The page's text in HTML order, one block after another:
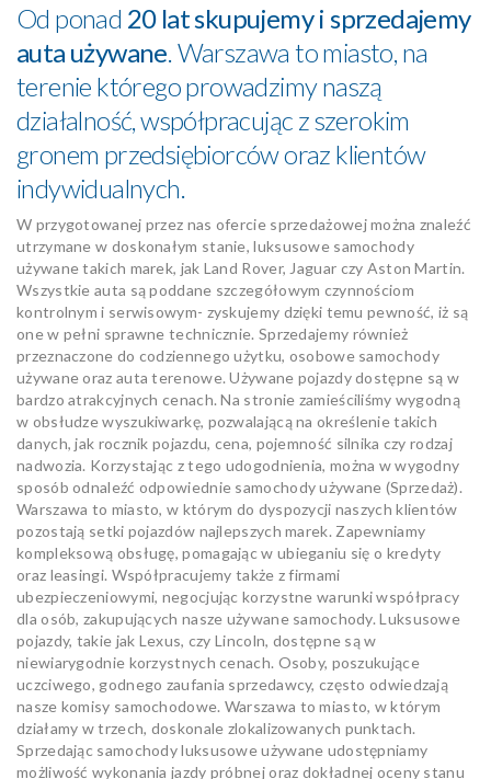
Od ponad 20 lat skupujemy i sprzedajemy
auta używane. Warszawa to miasto, na
terenie którego prowadzimy naszą
działalność, współpracując z szerokim
gronem przedsiębiorców oraz klientów
indywidualnych.
W przygotowanej przez nas ofercie sprzedażowej można znaleźć
utrzymane w doskonałym stanie, luksusowe samochody
używane takich marek, jak Land Rover, Jaguar czy Aston Martin.
Wszystkie auta są poddane szczegółowym czynnościom
kontrolnym i serwisowym- zyskujemy dzięki temu pewność, iż są
one w pełni sprawne technicznie. Sprzedajemy również
przeznaczone do codziennego użytku, osobowe samochody
używane oraz auta terenowe. Używane pojazdy dostępne są w
bardzo atrakcyjnych cenach. Na stronie zamieściliśmy wygodną
w obsłudze wyszukiwarkę, pozwalającą na określenie takich
danych, jak rocznik pojazdu, cena, pojemność silnika czy rodzaj
nadwozia. Korzystając z tego udogodnienia, można w wygodny
sposób odnaleźć odpowiednie samochody używane (Sprzedaż).
Warszawa to miasto, w którym do dyspozycji naszych klientów
pozostają setki pojazdów najlepszych marek. Zapewniamy
kompleksową obsługę, pomagając w ubieganiu się o kredyty
oraz leasingi. Współpracujemy także z firmami
ubezpieczeniowymi, negocjując korzystne warunki współpracy
dla osób, zakupujących nasze używane samochody. Luksusowe
pojazdy, takie jak Lexus, czy Lincoln, dostępne są w
niewiarygodnie korzystnych cenach. Osoby, poszukujące
uczciwego, godnego zaufania sprzedawcy, często odwiedzają
nasze komisy samochodowe. Warszawa to miasto, w którym
działamy w trzech, doskonale zlokalizowanych punktach.
Sprzedając samochody luksusowe używane udostępniamy
możliwość wykonania jazdy próbnej oraz dokładnej oceny stanu